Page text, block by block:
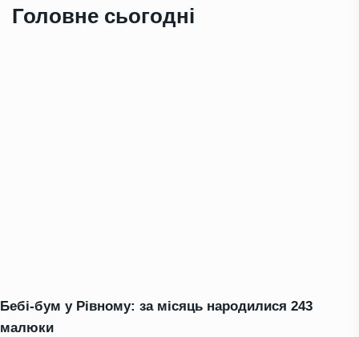
Головне сьогодні
Бебі-бум у Рівному: за місяць народилися 243
малюки